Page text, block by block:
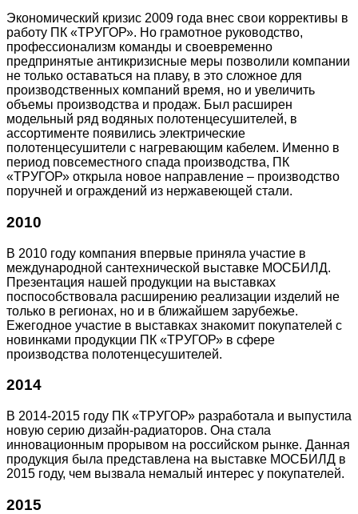
Экономический кризис 2009 года внес свои коррективы в
работу ПК «ТРУГОР». Но грамотное руководство,
профессионализм команды и своевременно
предпринятые антикризисные меры позволили компании
не только оставаться на плаву, в это сложное для
производственных компаний время, но и увеличить
объемы производства и продаж. Был расширен
модельный ряд водяных полотенцесушителей, в
ассортименте появились электрические
полотенцесушители с нагревающим кабелем. Именно в
период повсеместного спада производства, ПК
«ТРУГОР» открыла новое направление – производство
поручней и ограждений из нержавеющей стали.
2010
В 2010 году компания впервые приняла участие в
международной сантехнической выставке МОСБИЛД.
Презентация нашей продукции на выставках
поспособствовала расширению реализации изделий не
только в регионах, но и в ближайшем зарубежье.
Ежегодное участие в выставках знакомит покупателей с
новинками продукции ПК «ТРУГОР» в сфере
производства полотенцесушителей.
2014
В 2014-2015 году ПК «ТРУГОР» разработала и выпустила
новую серию дизайн-радиаторов. Она стала
инновационным прорывом на российском рынке. Данная
продукция была представлена на выставке МОСБИЛД в
2015 году, чем вызвала немалый интерес у покупателей.
2015